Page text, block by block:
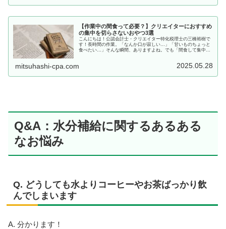
【作業中の間食って必要？】クリエイターにおすすめ
の集中を切らさないおやつ3選
こんにちは！公認会計士・クリエイター特化税理士の三橋裕樹で
す！長時間の作業。「なんか口が寂しい…」「甘いものちょっと
食べたい…」そんな瞬間、ありますよね。でも「間食して集中で
mitsuhashi-cpa.com 2025.05.28
Q&A：水分補給に関するあるある
なお悩み
Q. どうしても水よりコーヒーやお茶ばっかり飲
んでしまいます
A. 分かります！